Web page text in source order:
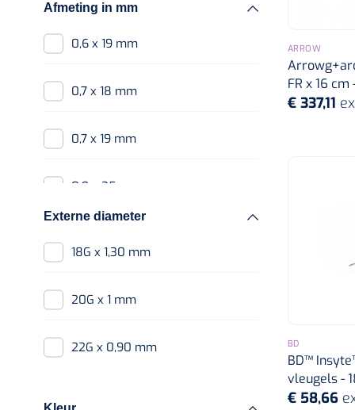
18G x 2"
18G x 64 mm
Afmeting in mm
0,6 x 19 mm
0,7 x 18 mm
0,7 x 19 mm
0,9 x 25 mm
Externe diameter
18G x 1,30 mm
20G x 1 mm
22G x 0,90 mm
ARROW
FR x 16 cm
€ 337,11
BD
BD™
vleugels -
€ 58,66